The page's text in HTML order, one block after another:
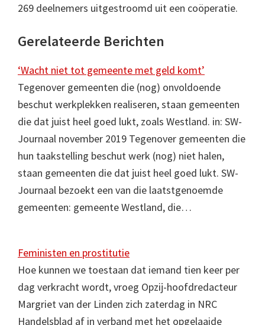
269 deelnemers uitgestroomd uit een coöperatie.
Gerelateerde Berichten
‘Wacht niet tot gemeente met geld komt’
Tegenover gemeenten die (nog) onvoldoende
beschut werkplekken realiseren, staan gemeenten
die dat juist heel goed lukt, zoals Westland. in: SW-
Journaal november 2019 Tegenover gemeenten die
hun taakstelling beschut werk (nog) niet halen,
staan gemeenten die dat juist heel goed lukt. SW-
Journaal bezoekt een van die laatstgenoemde
gemeenten: gemeente Westland, die…
Feministen en prostitutie
Hoe kunnen we toestaan dat iemand tien keer per
dag verkracht wordt, vroeg Opzij-hoofdredacteur
Margriet van der Linden zich zaterdag in NRC
Handelsblad af in verband met het opgelaaide